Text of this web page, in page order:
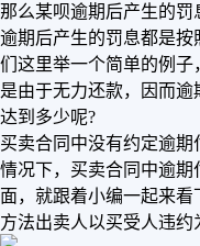
那么某呗逾期后产生的
逾期后产生的罚息都是
们这里举一个简单的例
是由于无力还款，因而
达到多少呢?
买卖合同中没有约定逾
情况下，买卖合同中逾
面，就跟着小编一起来
方法出卖人以买受人违